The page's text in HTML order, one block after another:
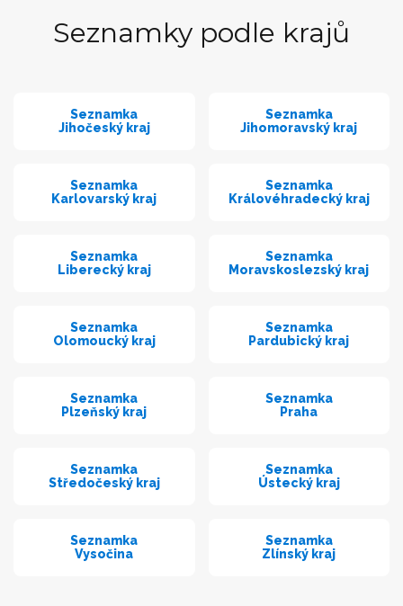
Seznamky podle krajů
Seznamka
Jihočeský kraj
Seznamka
Jihomoravský kraj
Seznamka
Karlovarský kraj
Seznamka
Královéhradecký kraj
Seznamka
Liberecký kraj
Seznamka
Moravskoslezský kraj
Seznamka
Olomoucký kraj
Seznamka
Pardubický kraj
Seznamka
Plzeňský kraj
Seznamka
Praha
Seznamka
Středočeský kraj
Seznamka
Ústecký kraj
Seznamka
Vysočina
Seznamka
Zlínský kraj